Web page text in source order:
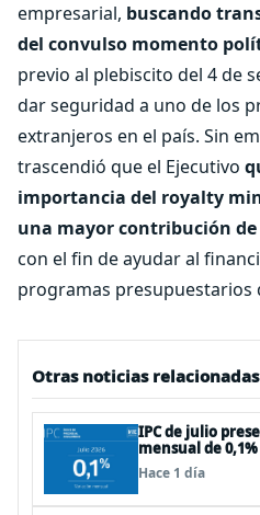
empresarial, buscando
del convulso momento
previo al plebiscito del 4 de
dar seguridad a uno de los
extranjeros en el país. Sin
trascendió que el Ejecutivo
importancia del royalty
una mayor contribución de
con el fin de ayudar al
programas presupuestarios
Otras noticias relacionadas
IPC de julio
mensual de 0,1%
Hace 1 día